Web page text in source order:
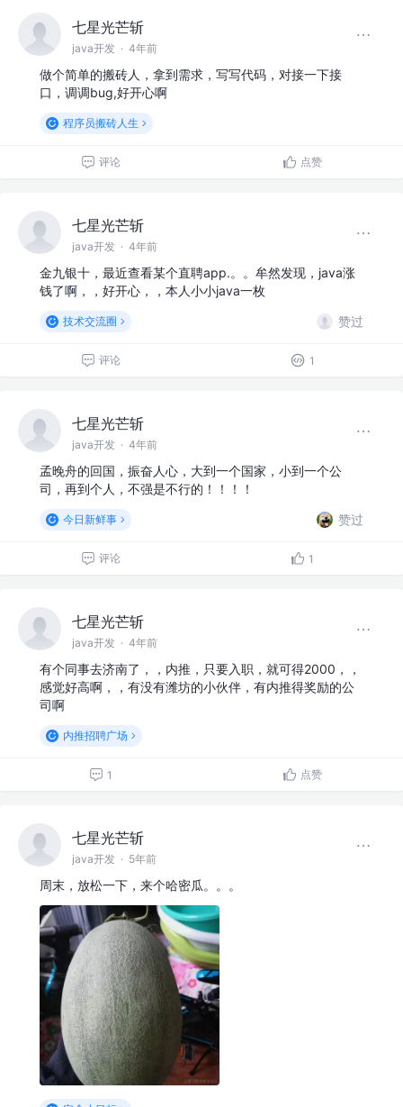
七星光芒斩
java开发 · 4年前
做个简单的搬砖人，拿到需求，写写代码，对接一下接
口，调调bug,好开心啊
程序员搬砖人生
评论 点赞
七星光芒斩
java开发 · 4年前
金九银十，最近查看某个直聘app.。。牟然发现，java涨
钱了啊，，好开心，，本人小小java一枚
技术交流圈 赞过
评论 1
七星光芒斩
java开发 · 4年前
孟晚舟的回国，振奋人心，大到一个国家，小到一个公
司，再到个人，不强是不行的！！！！
今日新鲜事 赞过
评论 1
七星光芒斩
java开发 · 4年前
有个同事去济南了，，内推，只要入职，就可得2000，，
感觉好高啊，，有没有潍坊的小伙伴，有内推得奖励的公
司啊
内推招聘广场
1 点赞
七星光芒斩
java开发 · 5年前
周末，放松一下，来个哈密瓜。。。